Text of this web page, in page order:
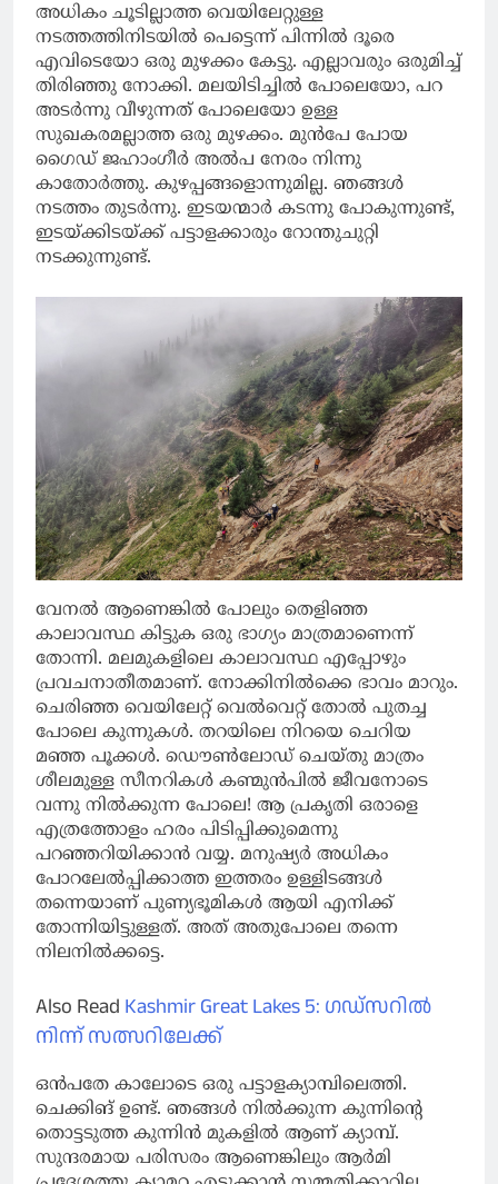
അധികം ചൂടില്ലാത്ത വെയിലേറ്റുള്ള
നടത്തത്തിനിടയിൽ പെട്ടെന്ന് പിന്നിൽ ദൂരെ
എവിടെയോ ഒരു മുഴക്കം കേട്ടു. എല്ലാവരും ഒരുമിച്ച്
തിരിഞ്ഞു നോക്കി. മലയിടിച്ചിൽ പോലെയോ, പറ
അടർന്നു വീഴുന്നത് പോലെയോ ഉള്ള
സുഖകരമല്ലാത്ത ഒരു മുഴക്കം. മുൻപേ പോയ
ഗൈഡ് ജഹാംഗീർ അൽപ നേരം നിന്നു
കാതോർത്തു. കുഴപ്പങ്ങളൊന്നുമില്ല. ഞങ്ങൾ
നടത്തം തുടർന്നു. ഇടയന്മാർ കടന്നു പോകുന്നുണ്ട്,
ഇടയ്ക്കിടയ്ക്ക് പട്ടാളക്കാരും റോന്തുചുറ്റി
നടക്കുന്നുണ്ട്.
വേനൽ ആണെങ്കിൽ പോലും തെളിഞ്ഞ
കാലാവസ്ഥ കിട്ടുക ഒരു ഭാഗ്യം മാത്രമാണെന്ന്
തോന്നി. മലമുകളിലെ കാലാവസ്ഥ എപ്പോഴും
പ്രവചനാതീതമാണ്. നോക്കിനിൽക്കെ ഭാവം മാറും.
ചെരിഞ്ഞ വെയിലേറ്റ് വെൽവെറ്റ് തോൽ പുതച്ച
പോലെ കുന്നുകൾ. തറയിലെ നിറയെ ചെറിയ
മഞ്ഞ പൂക്കൾ. ഡൌൺലോഡ് ചെയ്തു മാത്രം
ശീലമുള്ള സീനറികൾ കണ്മുൻപിൽ ജീവനോടെ
വന്നു നിൽക്കുന്ന പോലെ! ആ പ്രകൃതി ഒരാളെ
എത്രത്തോളം ഹരം പിടിപ്പിക്കുമെന്നു
പറഞ്ഞറിയിക്കാൻ വയ്യ. മനുഷ്യർ അധികം
പോറലേൽപ്പിക്കാത്ത ഇത്തരം ഉള്ളിടങ്ങൾ
തന്നെയാണ് പുണ്യഭൂമികൾ ആയി എനിക്ക്
തോന്നിയിട്ടുള്ളത്. അത് അതുപോലെ തന്നെ
നിലനിൽക്കട്ടെ.
Also Read Kashmir Great Lakes 5: ഗഡ്‌സറിൽ
നിന്ന് സത്സറിലേക്ക്
ഒൻപതേ കാലോടെ ഒരു പട്ടാളക്യാമ്പിലെത്തി.
ചെക്കിങ് ഉണ്ട്. ഞങ്ങൾ നിൽക്കുന്ന കുന്നിന്റെ
തൊട്ടടുത്ത കുന്നിൻ മുകളിൽ ആണ് ക്യാമ്പ്.
സുന്ദരമായ പരിസരം ആണെങ്കിലും ആർമി